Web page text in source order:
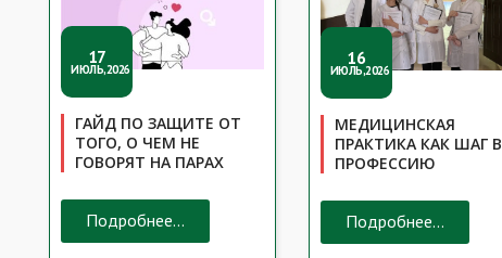
17
ИЮЛЬ,2026
ГАЙД ПО ЗАЩИТЕ ОТ
ТОГО, О ЧЕМ НЕ
ГОВОРЯТ НА ПАРАХ
Подробнее...
16
ИЮЛЬ,2026
МЕДИЦИНСКАЯ
ПРАКТИКА КАК ШАГ В
ПРОФЕССИЮ
Подробнее...